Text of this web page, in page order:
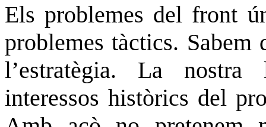
Els problemes del front
problemes tàctics. Sabem
l’estratègia. La
interessos històrics del